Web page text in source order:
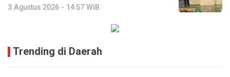
3 Agustus 2026 - 14:57 WIB
Trending di Daerah